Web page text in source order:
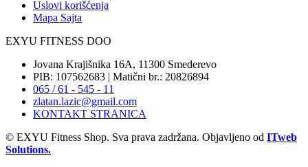
Uslovi korišćenja
Mapa Sajta
EXYU FITNESS DOO
Jovana Krajišnika 16A, 11300 Smederevo
PIB: 107562683 | Matični br.: 20826894
065 / 61 - 545 - 11
zlatan.lazic@gmail.com
KONTAKT STRANICA
© EXYU Fitness Shop. Sva prava zadržana. Objavljeno od ITweb
Solutions.